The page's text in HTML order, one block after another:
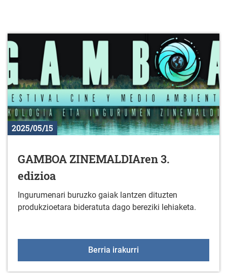
2025/05/15
GAMBOA ZINEMALDIAren 3.
edizioa
Ingurumenari buruzko gaiak lantzen dituzten
produkzioetara bideratuta dago bereziki lehiaketa.
Berria irakurri